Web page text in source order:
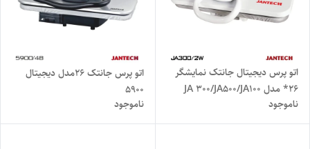
اتو پرس دیجیتال جانتک نمایشگر
26* مدل JA 300/JA500/JA100
ناموجود
اتو پرس جانتک ۲۶مدل دیجیتال
۵۹۰۰
ناموجود